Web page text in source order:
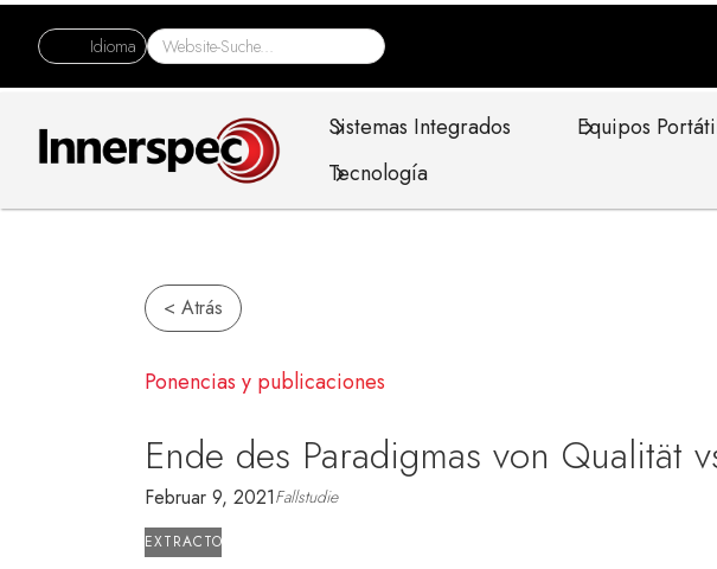
Idioma
Sistemas Integrados Equipos
Tecnología
< Atrás
Ponencias y publicaciones
Ende des Paradigmas von Qualität
Februar 9, 2021Fallstudie
EXTRACTO